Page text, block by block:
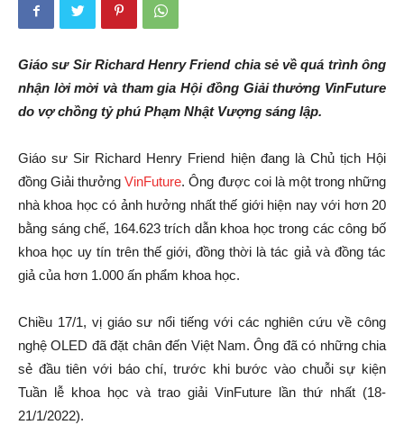
Giáo sư Sir Richard Henry Friend chia sẻ về quá trình ông
nhận lời mời và tham gia Hội đồng Giải thưởng VinFuture
do vợ chồng tỷ phú Phạm Nhật Vượng sáng lập.
Giáo sư Sir Richard Henry Friend hiện đang là Chủ tịch Hội
đồng Giải thưởngVinFuture. Ông được coi là một trong những
nhà khoa học có ảnh hưởng nhất thế giới hiện nay với hơn 20
bằng sáng chế, 164.623 trích dẫn khoa học trong các công bố
khoa học uy tín trên thế giới, đồng thời là tác giả và đồng tác
giả của hơn 1.000 ấn phẩm khoa học.
Chiều 17/1, vị giáo sư nổi tiếng với các nghiên cứu về công
nghệ OLED đã đặt chân đến Việt Nam. Ông đã có những chia
sẻ đầu tiên với báo chí, trước khi bước vào chuỗi sự kiện
Tuần lễ khoa học và trao giải VinFuture lần thứ nhất (18-
21/1/2022).